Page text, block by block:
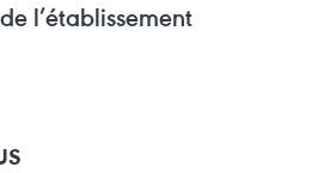
l’établissement